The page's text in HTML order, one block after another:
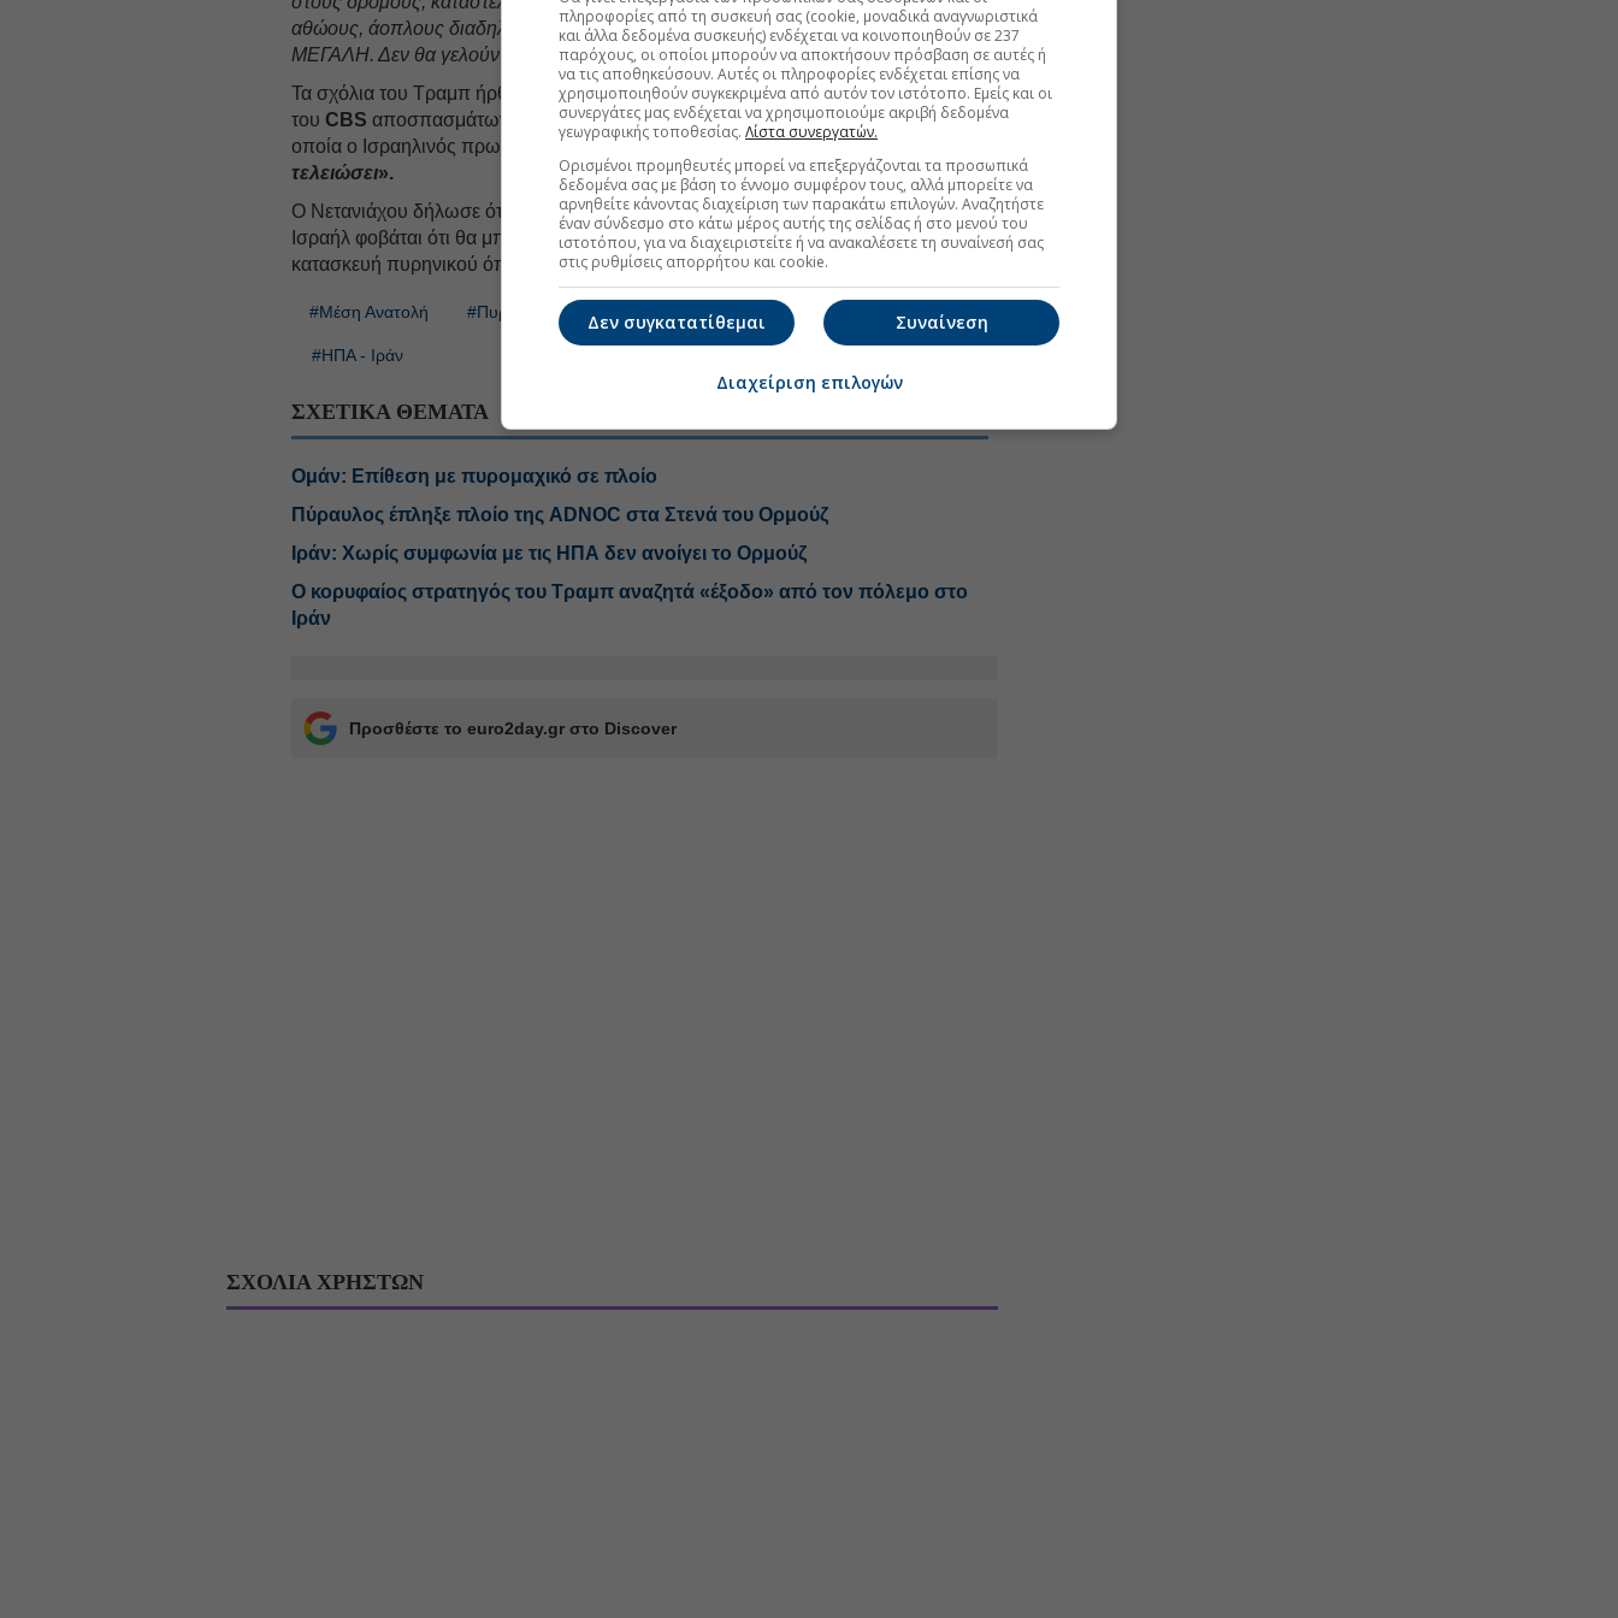
αθώους, άοπλους διαδηλωτές, ενώ γελούν με τη χώρα μας που είναι πλέον ΞΑΝΑ
ΜΕΓΑΛΗ. Δεν θα γελούν πλέον!»
Τα σχόλια του Τραμπ ήρθαν μετά τη δημοσιοποίηση από την εκπομπή 60 Minutes
τουCBS αποσπασμάτων από συνέντευξη τουΜπενιαμίν Νετανιάχου, στην
οποία ο Ισραηλινός πρωθυπουργός δήλωσε ότι η σύγκρουση με το Ιράν
τελειώσει».
Ο Νετανιάχου δήλωσε ότι το Ιράν δεν έχει ακόμη εγκαταλείψει το υλικό που το
Ισραήλ φοβάται ότι θα μπορούσε κάποια ημέρα να χρησιμοποιηθεί για την
κατασκευή πυρηνικού όπλου.
#Μέση Ανατολή #Πυρηνικό πρόγραμμα Ιράν #Ιράν #Ισραήλ-Ιράν
#ΗΠΑ - Ιράν
ΣΧΕΤΙΚΑ ΘΕΜΑΤΑ
Ομάν: Επίθεση με πυρομαχικό σε πλοίο
Πύραυλος έπληξε πλοίο της ADNOC στα Στενά του Ορμούζ
Ιράν: Χωρίς συμφωνία με τις ΗΠΑ δεν ανοίγει το Ορμούζ
Ο κορυφαίος στρατηγός του Τραμπ αναζητά «έξοδο» από τον πόλεμο στο
Ιράν
Προσθέστε το euro2day.gr στο Discover
ΣΧΟΛΙΑ ΧΡΗΣΤΩΝ
πληροφορίες από τη συσκευή σας (cookie, μοναδικά αναγνωριστικά
και άλλα δεδομένα συσκευής) ενδέχεται να κοινοποιηθούν σε 237
παρόχους, οι οποίοι μπορούν να αποκτήσουν πρόσβαση σε αυτές ή
να τις αποθηκεύσουν. Αυτές οι πληροφορίες ενδέχεται επίσης να
χρησιμοποιηθούν συγκεκριμένα από αυτόν τον ιστότοπο. Εμείς και οι
συνεργάτες μας ενδέχεται να χρησιμοποιούμε ακριβή δεδομένα
γεωγραφικής τοποθεσίας. Λίστα συνεργατών.
Ορισμένοι προμηθευτές μπορεί να επεξεργάζονται τα προσωπικά
δεδομένα σας με βάση το έννομο συμφέρον τους, αλλά μπορείτε να
αρνηθείτε κάνοντας διαχείριση των παρακάτω επιλογών. Αναζητήστε
έναν σύνδεσμο στο κάτω μέρος αυτής της σελίδας ή στο μενού του
ιστοτόπου, για να διαχειριστείτε ή να ανακαλέσετε τη συναίνεσή σας
στις ρυθμίσεις απορρήτου και cookie.
Συναίνεση
Δεν συγκατατίθεμαι
Διαχείριση επιλογών